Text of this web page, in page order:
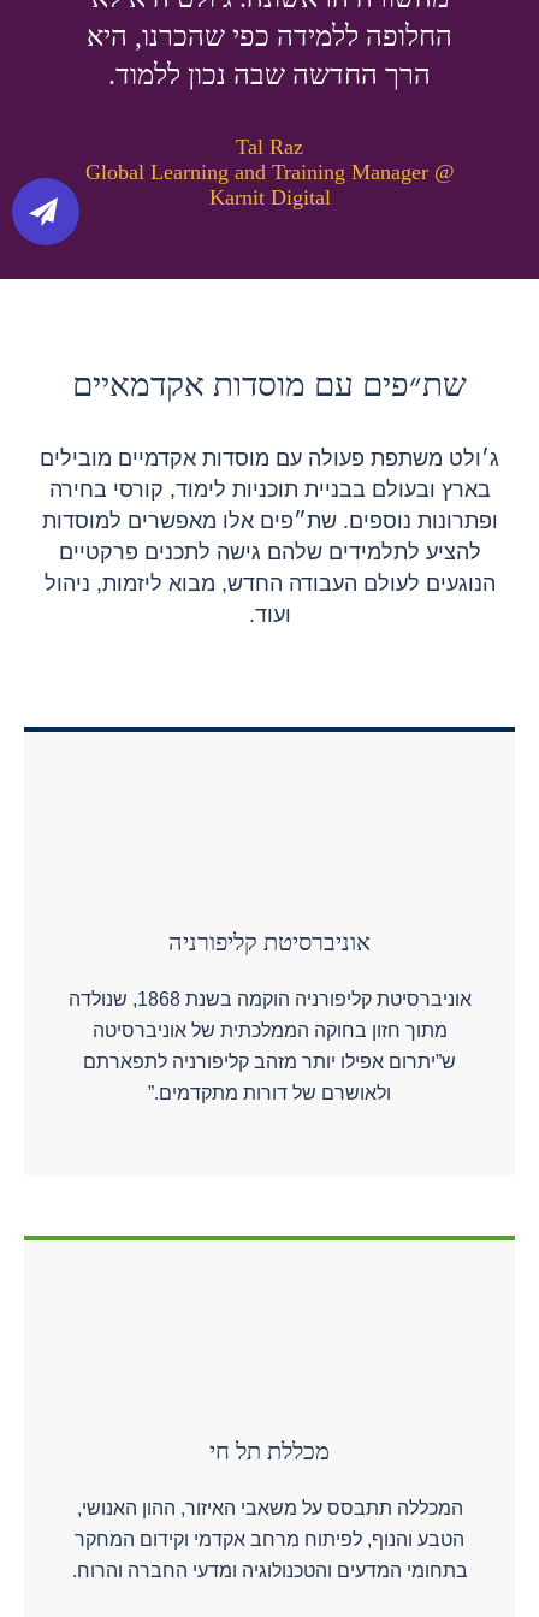
משתתף .קיבלנו יחס אישי ותרגלנו
פרקטיקות רלוונטיות בלמידה
Dror Yaacobi
Global OD and People Analytics Manager
החלופה ללמידה כפי שהכרנו, היא
הרך החדשה שבה נכון ללמוד.
Tal Raz
Global Learning and Training Manager @
Karnit Digital
משתתף .קיבלנו יחס אישי ותרגלנו
פרקטיקות רלוונטיות בלמידה
Dror Yaacobi
Global OD and People Analytics Manager
החלופה ללמידה כפי שהכרנו, היא
הרך החדשה שבה נכון ללמוד.
Tal Raz
Global Learning and Training Manager @
Karnit Digital
משתתף .קיבלנו יחס אישי ותרגלנו
פרקטיקות רלוונטיות בלמידה
Dror Yaacobi
Global OD and People Analytics Manager
החלופה ללמידה כפי שהכרנו, היא
הרך החדשה שבה נכון ללמוד.
Tal Raz
Global Learning and Training Manager @
Karnit Digital
שת״פים עם מוסדות אקדמאיים
ג׳ולט משתפת פעולה עם מוסדות אקדמיים מובילים
בארץ ובעולם בבניית תוכניות לימוד, קורסי בחירה
ופתרונות נוספים. שת״פים אלו מאפשרים למוסדות
להציע לתלמידים שלהם גישה לתכנים פרקטיים
הנוגעים לעולם העבודה החדש, מבוא ליזמות, ניהול
ועוד.
אוניברסיטת קליפורניה
אוניברסיטת קליפורניה הוקמה בשנת 1868, שנולדה
מתוך חזון בחוקה הממלכתית של אוניברסיטה
ש”יתרום אפילו יותר מזהב קליפורניה לתפארתם
ולאושרם של דורות מתקדמים.”
מכללת תל חי
המכללה תתבסס על משאבי האיזור, ההון האנושי,
הטבע והנוף, לפיתוח מרחב אקדמי וקידום המחקר
בתחומי המדעים והטכנולוגיה ומדעי החברה והרוח.